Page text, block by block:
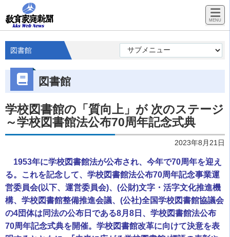
図書館
図書館
学校図書館の「質向上」が 次のステージ
～学校図書館法公布70周年記念式典
2023年8月21日
1953年に学校図書館法が公布され、今年で70周年を迎え
る。これを記念して、学校図書館法公布70周年記念事業運
営委員会(以下、運営委員会)、(公財)文字・活字文化推進機
構、学校図書館整備推進会議、(公社)全国学校図書館協議会
の4団体は同法の公布日である8月8日、学校図書館法公布
70周年記念式典を開催。学校図書館改革に向けて決意を表